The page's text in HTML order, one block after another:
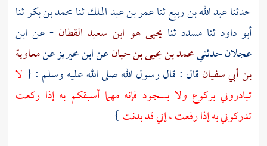
حدثناعبد الله بن ربيعثناعمر بن عبد الملكثنامحمد بن بكرثنا
أبو داودثنامسددثنا يحيى هو ابن سعيد القطان - عن ابن
عجلانحدثنيمحمد بن يحيى بن حبانعنابن محيريزعنمعاوية
بن أبي سفيانقال : قال رسول الله صلى الله عليه وسلم : { لا
تبادروني بركوع ولا بسجود فإنه مهما أسبقكم به إذا ركعت
تدركوني به إذا رفعت ، إني قد بدنت}